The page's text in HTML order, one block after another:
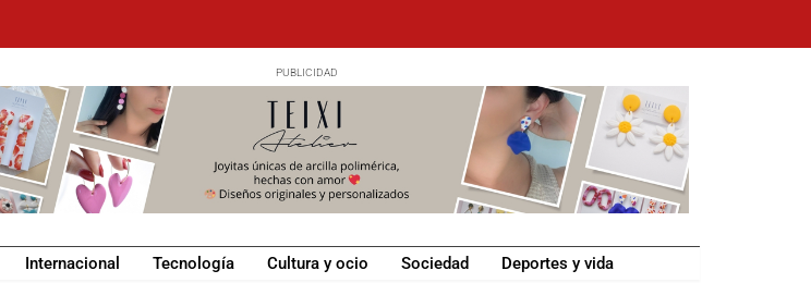
Internacional Tecnología Cultura y ocio Sociedad Deportes y vida